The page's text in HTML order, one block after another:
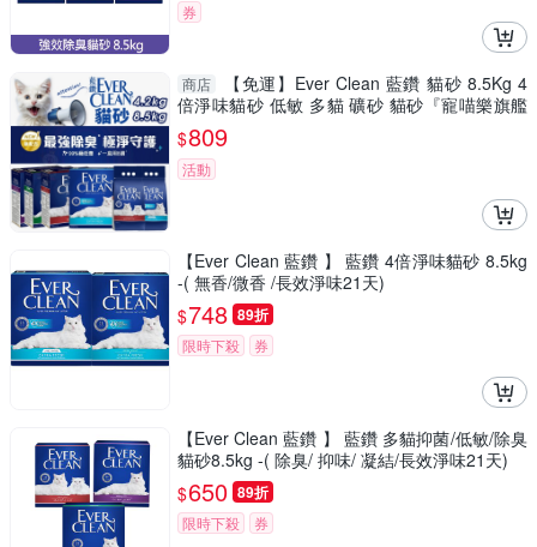
券
商店
【免運】Ever Clean 藍鑽 貓砂 8.5Kg 4
倍淨味貓砂 低敏 多貓 礦砂 貓砂『寵喵樂旗艦
店』
$809
活動
【Ever Clean 藍鑽 】 藍鑽 4倍淨味貓砂 8.5kg
-( 無香/微香 /長效淨味21天)
$748 89折
限時下殺 券
【Ever Clean 藍鑽 】 藍鑽 多貓抑菌/低敏/除臭
貓砂8.5kg -( 除臭/ 抑味/ 凝結/長效淨味21天)
$650 89折
限時下殺 券